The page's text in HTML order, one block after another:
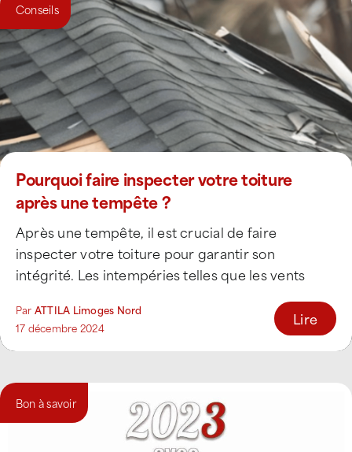
Conseils
Pourquoi faire inspecter votre toiture
après une tempête ?
Après une tempête, il est crucial de faire
inspecter votre toiture pour garantir son
intégrité. Les intempéries telles que les vents
Par ATTILA Limoges Nord
17 décembre 2024
Lire
Bon à savoir